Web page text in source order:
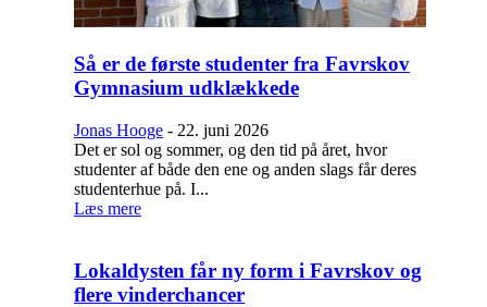
Så er de første studenter fra Favrskov
Gymnasium udklækkede
Jonas Hooge - 22. juni 2026
Det er sol og sommer, og den tid på året, hvor
studenter af både den ene og anden slags får deres
studenterhue på. I...
Læs mere
Lokaldysten får ny form i Favrskov og
flere vinderchancer